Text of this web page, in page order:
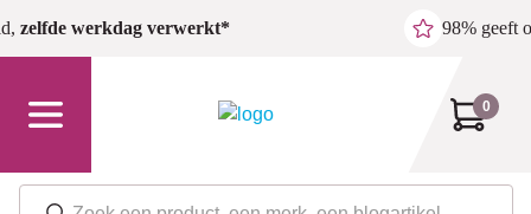
Ga naar de hoofdinhoud
zelfde werkdag verwerkt* 98% geeft
0